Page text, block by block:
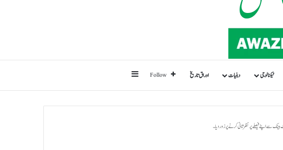
ٹیکنالوجی دینیات اوراق تاریخ Follow
Sidebar
سے اپنے فیصلے پر نظرثانی کرنے پر زور دیا۔